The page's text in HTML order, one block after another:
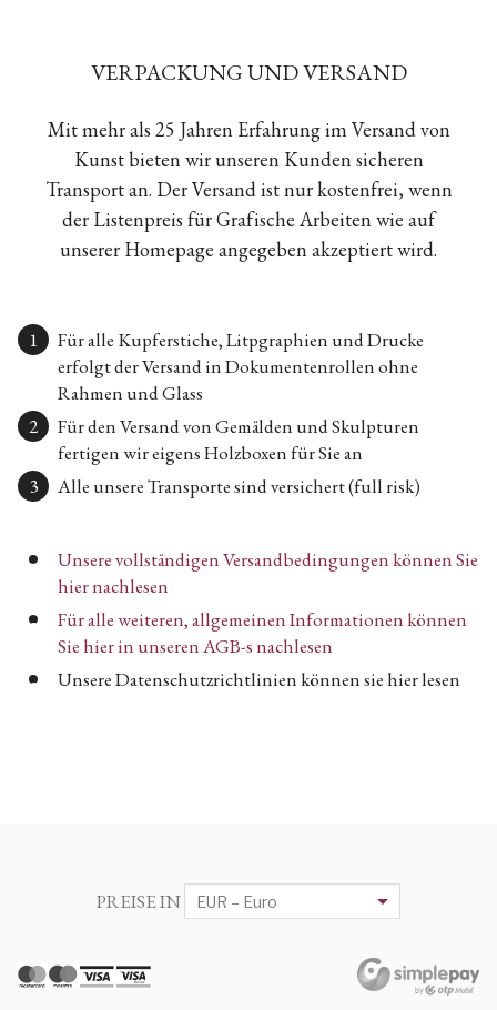
VERPACKUNG UND VERSAND
Mit mehr als 25 Jahren Erfahrung im Versand von
Kunst bieten wir unseren Kunden sicheren
Transport an. Der Versand ist nur kostenfrei, wenn
der Listenpreis für Grafische Arbeiten wie auf
unserer Homepage angegeben akzeptiert wird.
Für alle Kupferstiche, Litpgraphien und Drucke
erfolgt der Versand in Dokumentenrollen ohne
Rahmen und Glass
Für den Versand von Gemälden und Skulpturen
fertigen wir eigens Holzboxen für Sie an
Alle unsere Transporte sind versichert (full risk)
Unsere vollständigen Versandbedingungen können Sie
hier nachlesen
Für alle weiteren, allgemeinen Informationen können
Sie hier in unseren AGB-s nachlesen
Unsere Datenschutzrichtlinien können sie hier lesen
PREISE IN